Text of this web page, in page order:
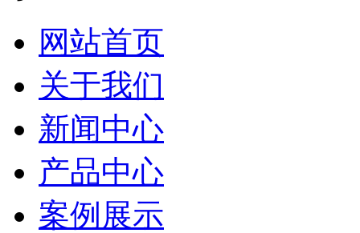
网站首页
关于我们
新闻中心
产品中心
案例展示